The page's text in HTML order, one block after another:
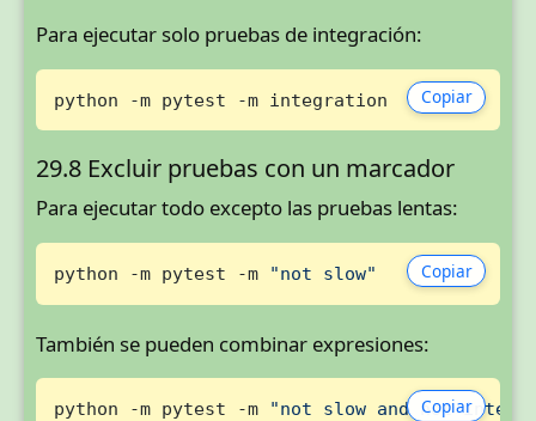
Para ejecutar solo pruebas de integración:
Copiar
python -m pytest -m integration
29.8 Excluir pruebas con un marcador
Para ejecutar todo excepto las pruebas lentas:
Copiar
python -m pytest -m "not slow"
También se pueden combinar expresiones:
Copiar
python -m pytest -m "not slow and not